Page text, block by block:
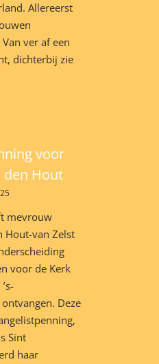
Allereerst
ver af een
dichterbij zie
voor
den Hout
mevrouw
Hout-van Zelst
voor de Kerk
Deze
Sint
haar